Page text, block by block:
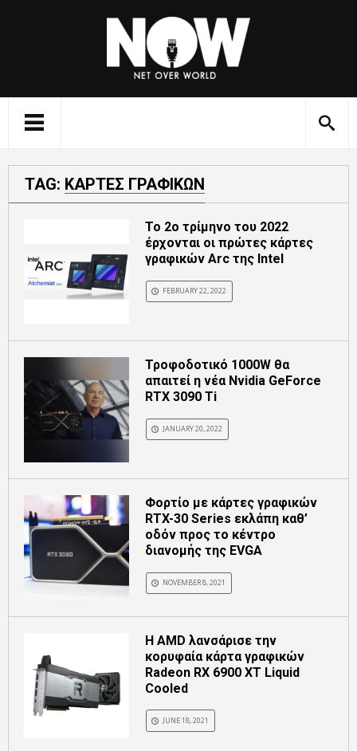
TAG: ΚΑΡΤΕΣ ΓΡΑΦΙΚΩΝ
To 2o τρίμηνο του 2022
έρχονται οι πρώτες κάρτες
γραφικών Arc της Intel
FEBRUARY 22, 2022
Τροφοδοτικό 1000W θα
απαιτεί η νέα Nvidia GeForce
RTX 3090 Ti
JANUARY 20, 2022
Φορτίο με κάρτες γραφικών
RTX-30 Series εκλάπη καθ’
οδόν προς το κέντρο
διανομής της EVGA
NOVEMBER 8, 2021
Η AMD λανσάρισε την
κορυφαία κάρτα γραφικών
Radeon RX 6900 XT Liquid
Cooled
JUNE 18, 2021